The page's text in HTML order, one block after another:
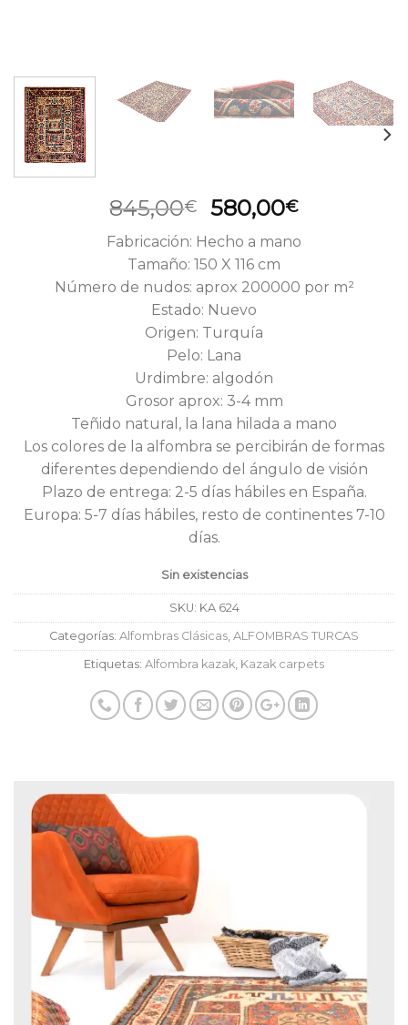
845,00€
El
precio
original
era:
845,00€.
580,00€El
actual
580,00€.
Fabricación: Hecho a mano
Tamaño: 150 X 116 cm
Número de nudos: aprox 200000 por m²
Estado: Nuevo
Origen: Turquía
Pelo: Lana
Urdimbre: algodón
Grosor aprox: 3-4 mm
Teñido natural, la lana hilada a mano
Los colores de la alfombra se percibirán de formas
diferentes dependiendo del ángulo de visión
Plazo de entrega: 2-5 días hábiles en España.
Europa: 5-7 días hábiles, resto de continentes 7-10
días.
Sin existencias
SKU: KA 624
Categorías: Alfombras Clásicas, ALFOMBRAS TURCAS
Etiquetas: Alfombra kazak, Kazak carpets